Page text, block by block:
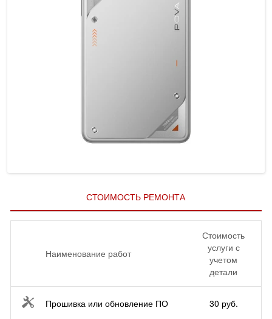
СТОИМОСТЬ РЕМОНТА
Наименование работ
Стоимость
услуги с
учетом
детали
Прошивка или обновление ПО 30 руб.